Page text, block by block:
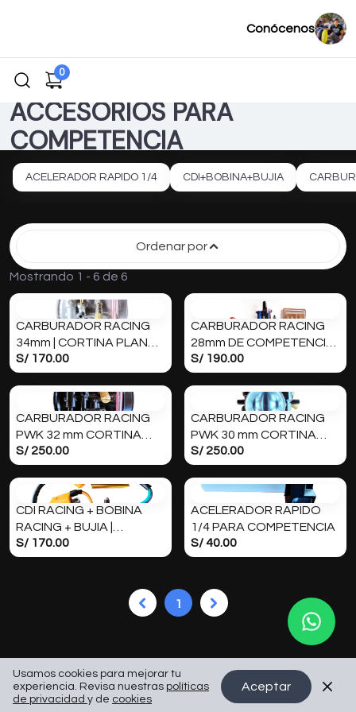
Conócenos
0
ACCESORIOS PARA
COMPETENCIA
ACELERADOR RAPIDO 1/4 CDI+BOBINA+BUJIA
Mostrando 1 - 6 de 6
Ordenar por
CARBURADOR RACING
34mm | CORTINA PLANA
+ POWER JET para
motores 250cc
S/ 170.00
CARBURADOR RACING
28mm DE COMPETENCIA |
POWER JET MAIKUNI
PWK 28 | MOTORES
S/ 190.00
CARBURADOR RACING
PWK 32 mm CORTINA
PLANA + POWER JET |
MAIKUNI | PARA
COMPETENCIA
S/ 250.00
CARBURADOR RACING
PWK 30 mm CORTINA
PLANA + POWER JET |
MAIKUNI | PARA
COMPETENCIA
S/ 250.00
CDI RACING + BOBINA
RACING + BUJIA |
PAQUETE DE
COMPETENCIA para
S/ 170.00
ACELERADOR RAPIDO
1/4 PARA COMPETENCIA
S/ 40.00
1
Usamos cookies para mejorar tu
experiencia. Revisa nuestras políticas
de privacidad y de cookies
Aceptar